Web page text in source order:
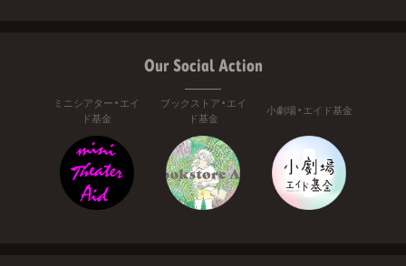
Our Social Action
ミニシアター・エイ
ド基金
ブックストア・エイ
ド基金
小劇場・エイド基金